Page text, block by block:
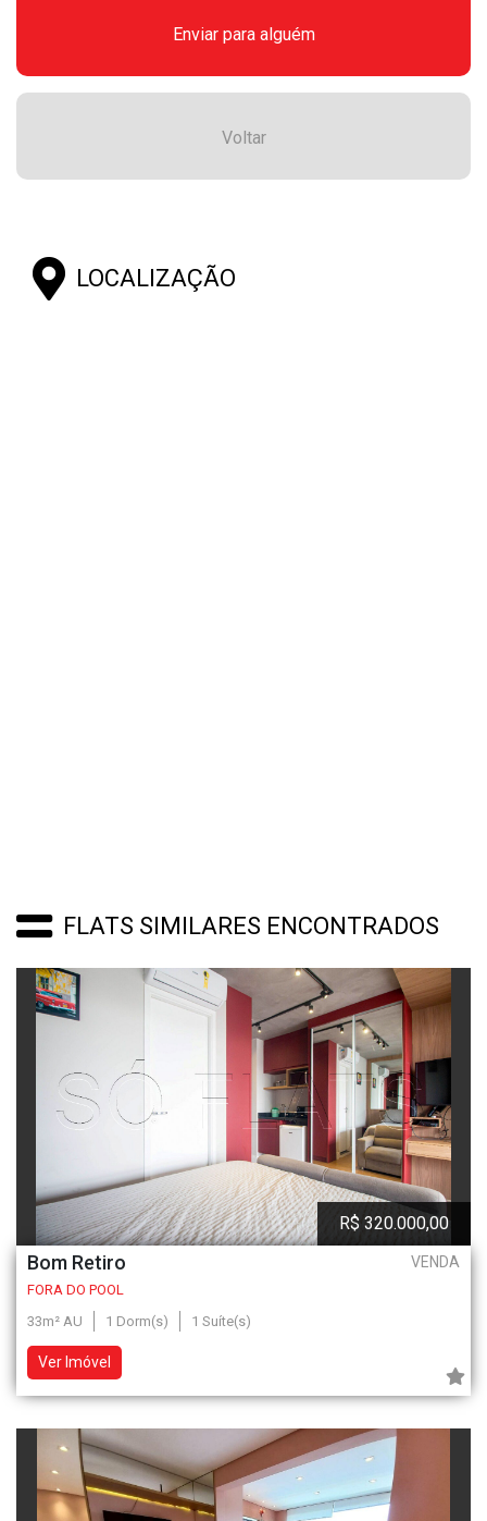
Enviar para alguém
Voltar
LOCALIZAÇÃO
FLATS SIMILARES ENCONTRADOS
Bom Retiro VENDA
R$ 320.000,00
FORA DO POOL
33m² AU
1 Dorm(s) 1 Suíte(s)
Ver Imóvel